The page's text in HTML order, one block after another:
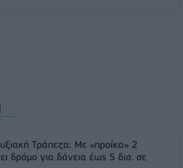
Τράπεζα: Με «προίκα» 2
δρόμο για δάνεια έως 5 δισ. σε